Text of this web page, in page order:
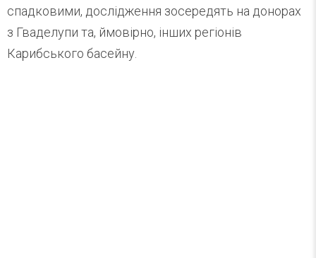
спадковими, дослідження зосередять на донорах
з Гваделупи та, ймовірно, інших регіонів
Карибського басейну.